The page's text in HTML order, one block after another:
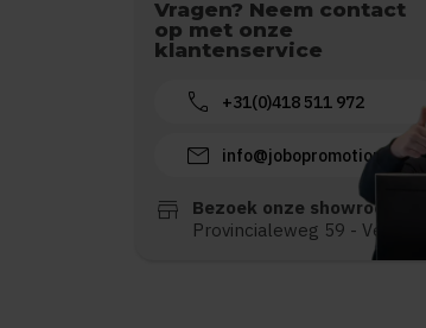
Vragen? Neem contact
op met onze
klantenservice
call +31(0)418 511 972
mail info@jobopromotions.nl
store
Bezoek onze showroom:
Provincialeweg 59 - Velddriel